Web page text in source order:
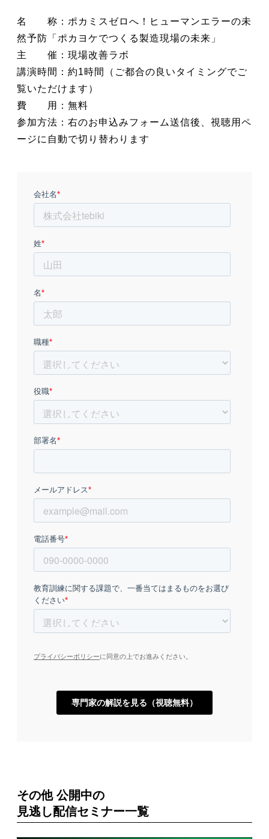
名 称：ポカミスゼロへ！ヒューマンエラーの未
然予防「ポカヨケでつくる製造現場の未来」
主 催：現場改善ラボ
講演時間：約1時間（ご都合の良いタイミングでご
覧いただけます）
費 用：無料
参加方法：右のお申込みフォーム送信後、視聴用ペ
ージに自動で切り替わります
その他 公開中の
見逃し配信セミナー一覧